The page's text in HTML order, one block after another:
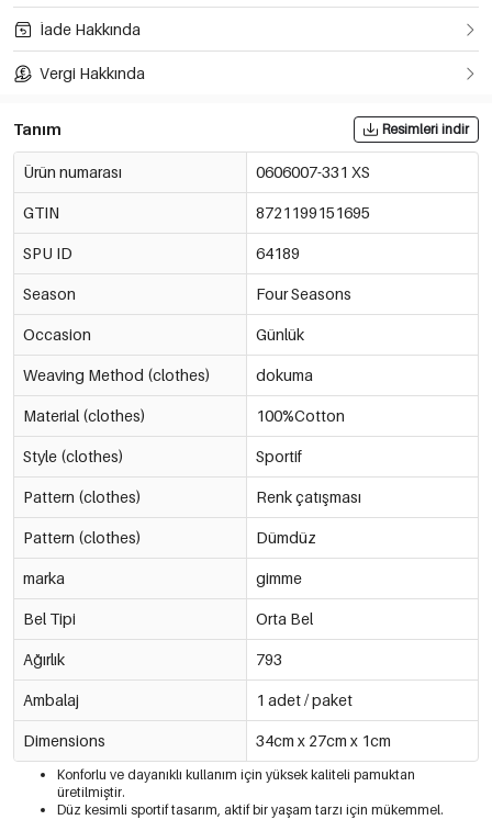
0606007-051 XL
€16,07
İade Hakkında
Vergi Hakkında
Tanım Resimleri indir
Ürün numarası 0606007-331 XS
GTIN 8721199151695
SPU ID 64189
Season Four Seasons
Occasion Günlük
Weaving Method (clothes) dokuma
Material (clothes) 100%Cotton
Style (clothes) Sportif
Pattern (clothes) Renk çatışması
Pattern (clothes) Dümdüz
marka gimme
Bel Tipi Orta Bel
Ağırlık 793
Ambalaj 1 adet / paket
Dimensions 34cm x 27cm x 1cm
Konforlu ve dayanıklı kullanım için yüksek kaliteli pamuktan
üretilmiştir.
Düz kesimli sportif tasarım, aktif bir yaşam tarzı için mükemmel.